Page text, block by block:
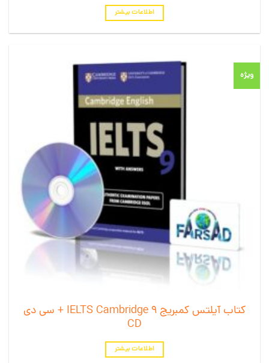
اطلاعات بیشتر
ویژه
کتاب آیلتس کمبریج 9 IELTS Cambridge + سی دی
CD
اطلاعات بیشتر